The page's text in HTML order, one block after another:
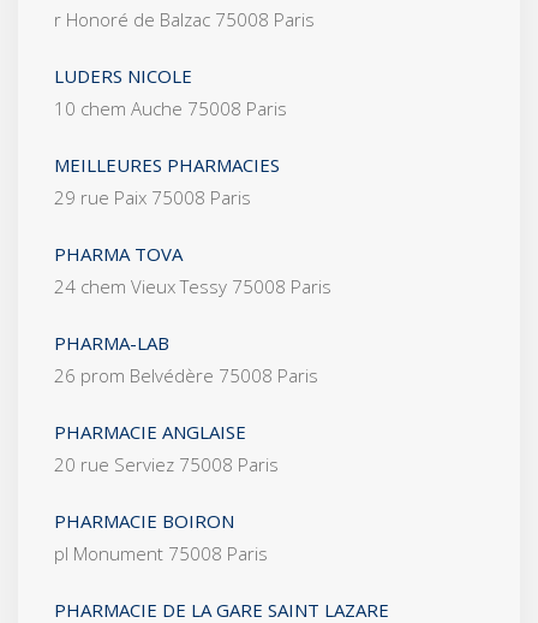
r Honoré de Balzac 75008 Paris
LUDERS NICOLE
10 chem Auche 75008 Paris
MEILLEURES PHARMACIES
29 rue Paix 75008 Paris
PHARMA TOVA
24 chem Vieux Tessy 75008 Paris
PHARMA-LAB
26 prom Belvédère 75008 Paris
PHARMACIE ANGLAISE
20 rue Serviez 75008 Paris
PHARMACIE BOIRON
pl Monument 75008 Paris
PHARMACIE DE LA GARE SAINT LAZARE